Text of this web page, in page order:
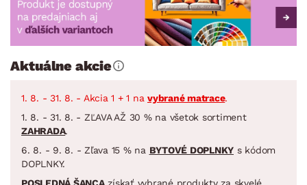
Aktuálne akcie
1. 8. - 31. 8. - Akcia 1 + 1 na vybrané matrace.
1. 8. - 31. 8. - ZĽAVA AŽ 30 % na všetok sortiment
ZAHRADA.
6. 8. - 9. 8. - Zľava 15 % na BYTOVÉ DOPLNKY s kódom
DOPLNKY.